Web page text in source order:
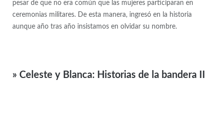
pesar de que no era común que las mujeres participaran en
ceremonias militares. De esta manera, ingresó en la historia
aunque año tras año insistamos en olvidar su nombre.
» Celeste y Blanca: Historias de la bandera II